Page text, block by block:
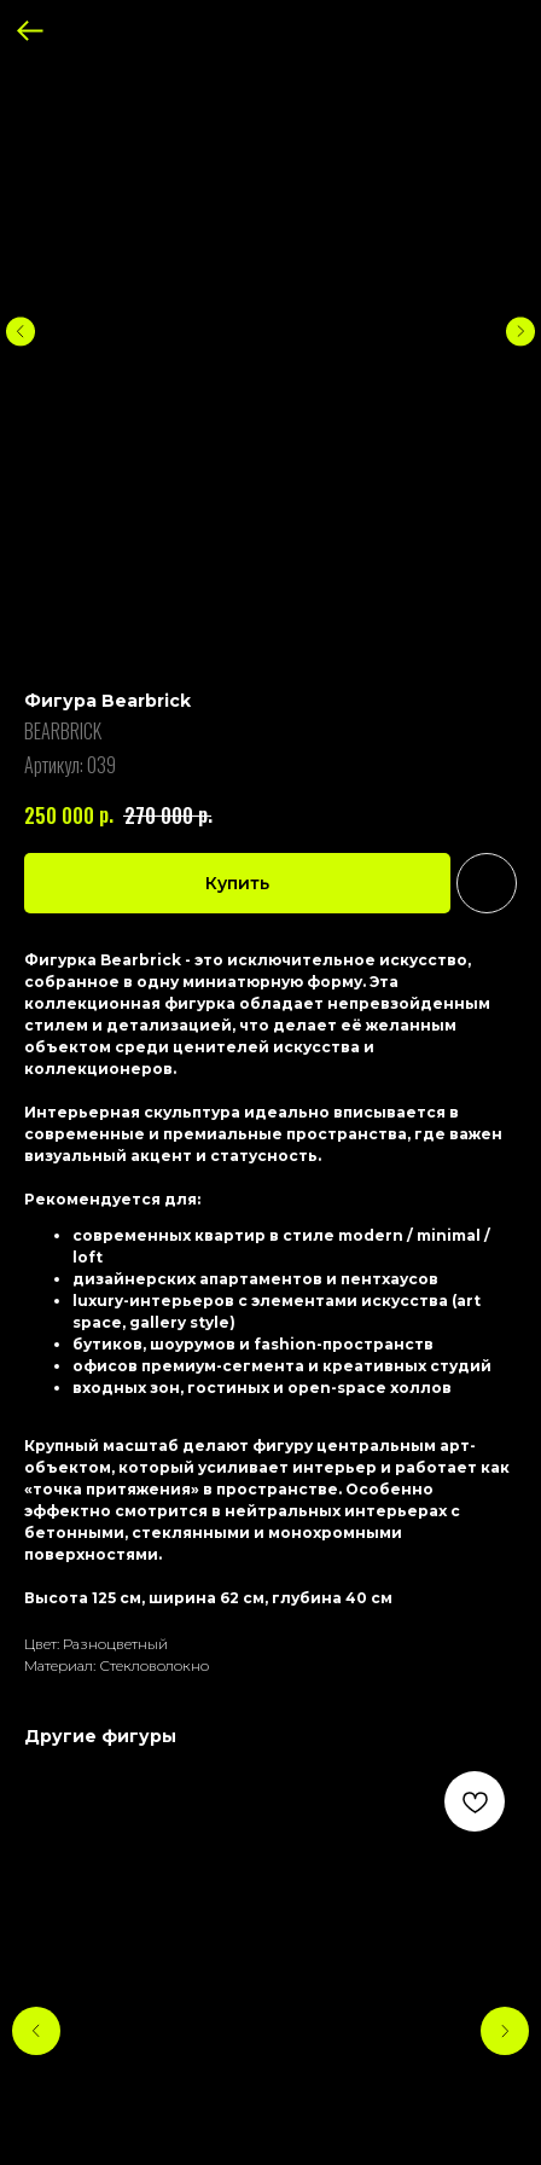
Фигура Bearbrick
BEARBRICK
Артикул: 039
250 000 р. 270 000р.
Купить
Фигурка Bearbrick - это исключительное искусство,
собранное в одну миниатюрную форму. Эта
коллекционная фигурка обладает непревзойденным
стилем и детализацией, что делает её желанным
объектом среди ценителей искусства и
коллекционеров.
Интерьерная скульптура идеально вписывается в
современные и премиальные пространства, где важен
визуальный акцент и статусность.
Рекомендуется для:
современных квартир в стиле modern / minimal /
loft
дизайнерских апартаментов и пентхаусов
luxury-интерьеров с элементами искусства (art
space, gallery style)
бутиков, шоурумов и fashion-пространств
офисов премиум-сегмента и креативных студий
входных зон, гостиных и open-space холлов
Крупный масштаб делают фигуру центральным арт-
объектом, который усиливает интерьер и работает как
«точка притяжения» в пространстве. Особенно
эффектно смотрится в нейтральных интерьерах с
бетонными, стеклянными и монохромными
поверхностями.
Высота 125 см, ширина 62 см, глубина 40 см
Цвет: Разноцветный
Материал: Стекловолокно
Другие фигуры